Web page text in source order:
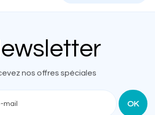
nos offres spéciales